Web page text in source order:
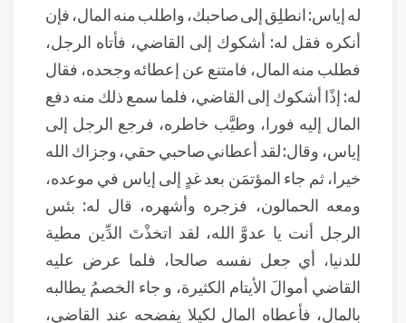
له إياس: انطلِق إلى صاحبك، واطلب منه المال، فإن
أنكره فقل له: أشكوك إلى القاضي، فأتاه الرجل،
فطلب منه المال، فامتنع عن إعطائه وجحده، فقال
له: إذًا أشكوك إلى القاضي، فلما سمع ذلك منه دفع
المال إليه فورا، وطيَّب خاطره، فرجع الرجل إلى
إياس، وقال: لقد أعطاني صاحبي حقي، وجزاك الله
خيرا، ثم جاء المؤتمَن بعد غدٍ إلى إياس في موعده،
ومعه الحمالون، فزجره وأشهره، قال له: بئس
الرجل أنت يا عدوَّ الله، لقد اتخذْتَ الدِّين مطية
للدنيا، أي جعل نفسه صالحا، فلما عرض عليه
القاضي أموالَ الأيتام الكثيرة، و جاء الخصمُ يطالبه
بالمال، فأعطاه المال لكيلا يفضحه عند القاضي،